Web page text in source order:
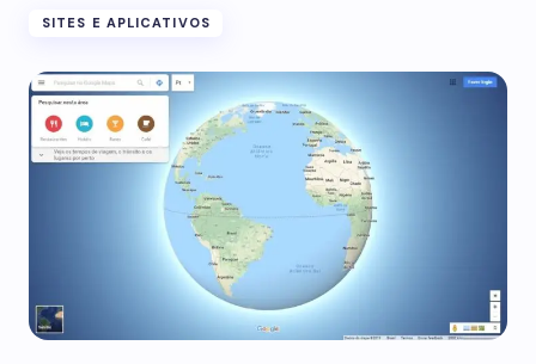
SITES E APLICATIVOS